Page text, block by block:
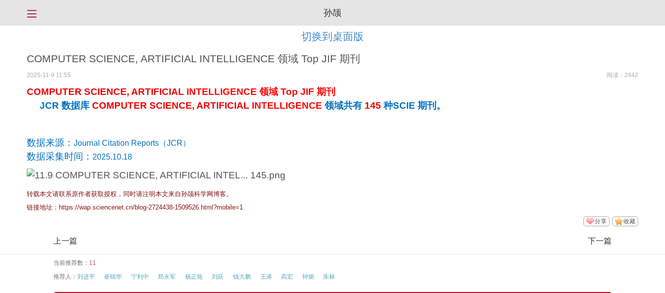
孙颉
切换到桌面版
COMPUTER SCIENCE, ARTIFICIAL INTELLIGENCE 领域 Top JIF 期刊
2025-11-9 11:55 阅读：2842
COMPUTER SCIENCE, ARTIFICIAL INTELLIGENCE 领域 Top JIF 期刊
JCR 数据库 COMPUTER SCIENCE, ARTIFICIAL INTELLIGENCE 领域共有 145 种SCIE 期刊。
数据来源： Journal Citation Reports（JCR）
数据采集时间： 2025.10.18
转载本文请联系原作者获取授权，同时请注明本文来自孙颉科学网博客。
链接地址： https://wap.sciencenet.cn/blog-2724438-1509526.html?mobile=1
收藏
分享
上一篇 下一篇
当前推荐数： 11
推荐人： 刘进平 崔锦华 宁利中 郑永军 杨正瓴 刘跃 钱大鹏 王涛 高宏 钟炳 朱林